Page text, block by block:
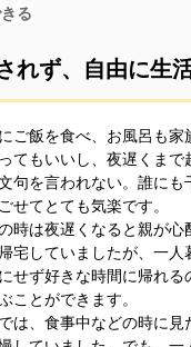
る
れず、自由に生
ご飯を食べ、お風呂も家
てもいいし、夜遅くまで
句を言われない。誰にも
せてとても気楽です。
時は夜遅くなると親が心
宅していましたが、一人
せず好きな時間に帰れる
ことができます。
は、食事中などの時に見